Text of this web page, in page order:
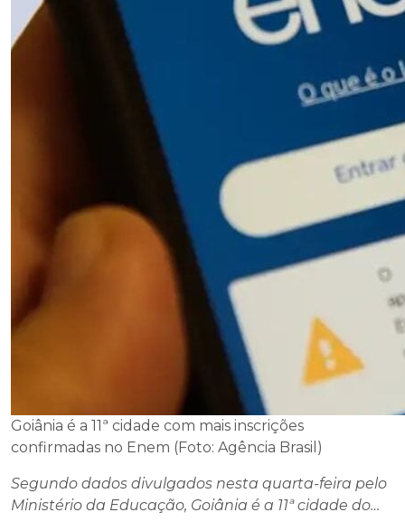
Goiânia é a 11ª cidade com mais inscrições
confirmadas no Enem (Foto: Agência Brasil)
Segundo dados divulgados nesta quarta-feira pelo
Ministério da Educação, Goiânia é a 11ª cidade do…